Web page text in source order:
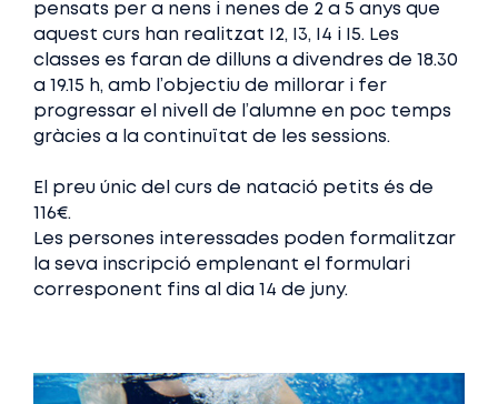
pensats per a nens i nenes de 2 a 5 anys que
aquest curs han realitzat I2, I3, I4 i I5. Les
classes es faran de dilluns a divendres de 18.30
a 19.15 h, amb l’objectiu de millorar i fer
progressar el nivell de l’alumne en poc temps
gràcies a la continuïtat de les sessions.
El preu únic del curs de natació petits és de
116€.
Les persones interessades poden formalitzar
la seva inscripció emplenant el formulari
corresponent fins al dia 14 de juny.